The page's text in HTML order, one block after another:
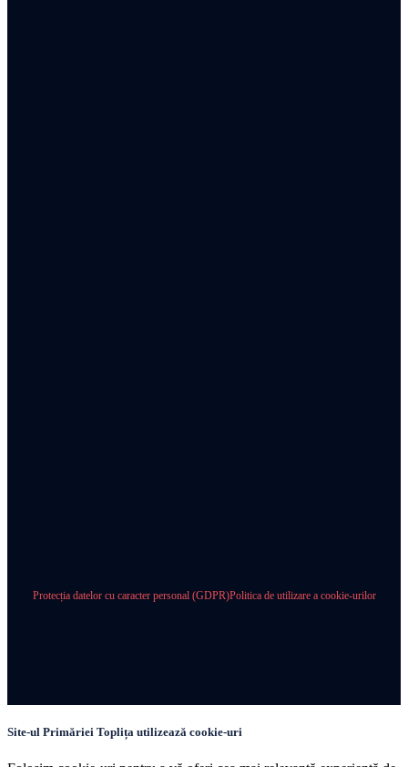
Protecția datelor cu caracter personal (GDPR)Politica de utilizare a cookie-urilor
Site-ul Primăriei Toplița utilizează cookie-uri